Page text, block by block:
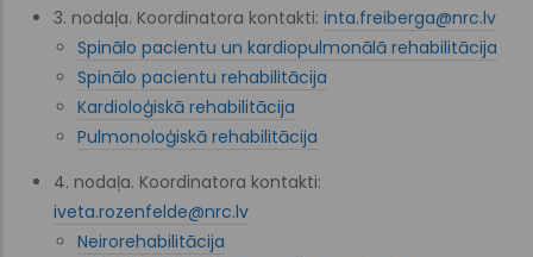
3. nodaļa. Koordinatora kontakti: inta.freiberga@nrc.lv
Spinālo pacientu un kardiopulmonālā rehabilitācija
Spinālo pacientu rehabilitācija
Kardioloģiskā rehabilitācija
Pulmonoloģiskā rehabilitācija
4. nodaļa. Koordinatora kontakti:
iveta.rozenfelde@nrc.lv
Neirorehabilitācija